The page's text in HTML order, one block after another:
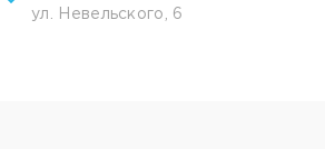
ул. Невельского, 6